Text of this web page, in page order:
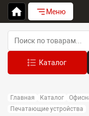
Меню
Главная Каталог
Печатающие устройства